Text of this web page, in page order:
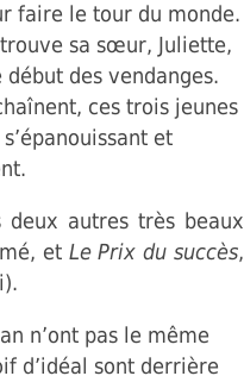
faire le tour du monde.
sa sœur, Juliette,
des vendanges.
ces trois jeunes
et
autres très beaux
et Le Prix du succès,
n’ont pas le même
d’idéal sont derrière